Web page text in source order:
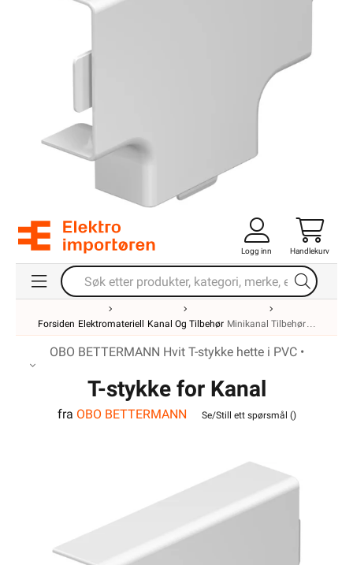
Logg inn Handlekurv
Forsiden Elektromateriell Kanal Og Tilbehør Minikanal Tilbehør
OBO BETTERMANN Hvit T-stykke hette i PVC •
T-stykke for Kanal
WDK40040RW
fra OBO BETTERMANN Se/Still ett spørsmål ()